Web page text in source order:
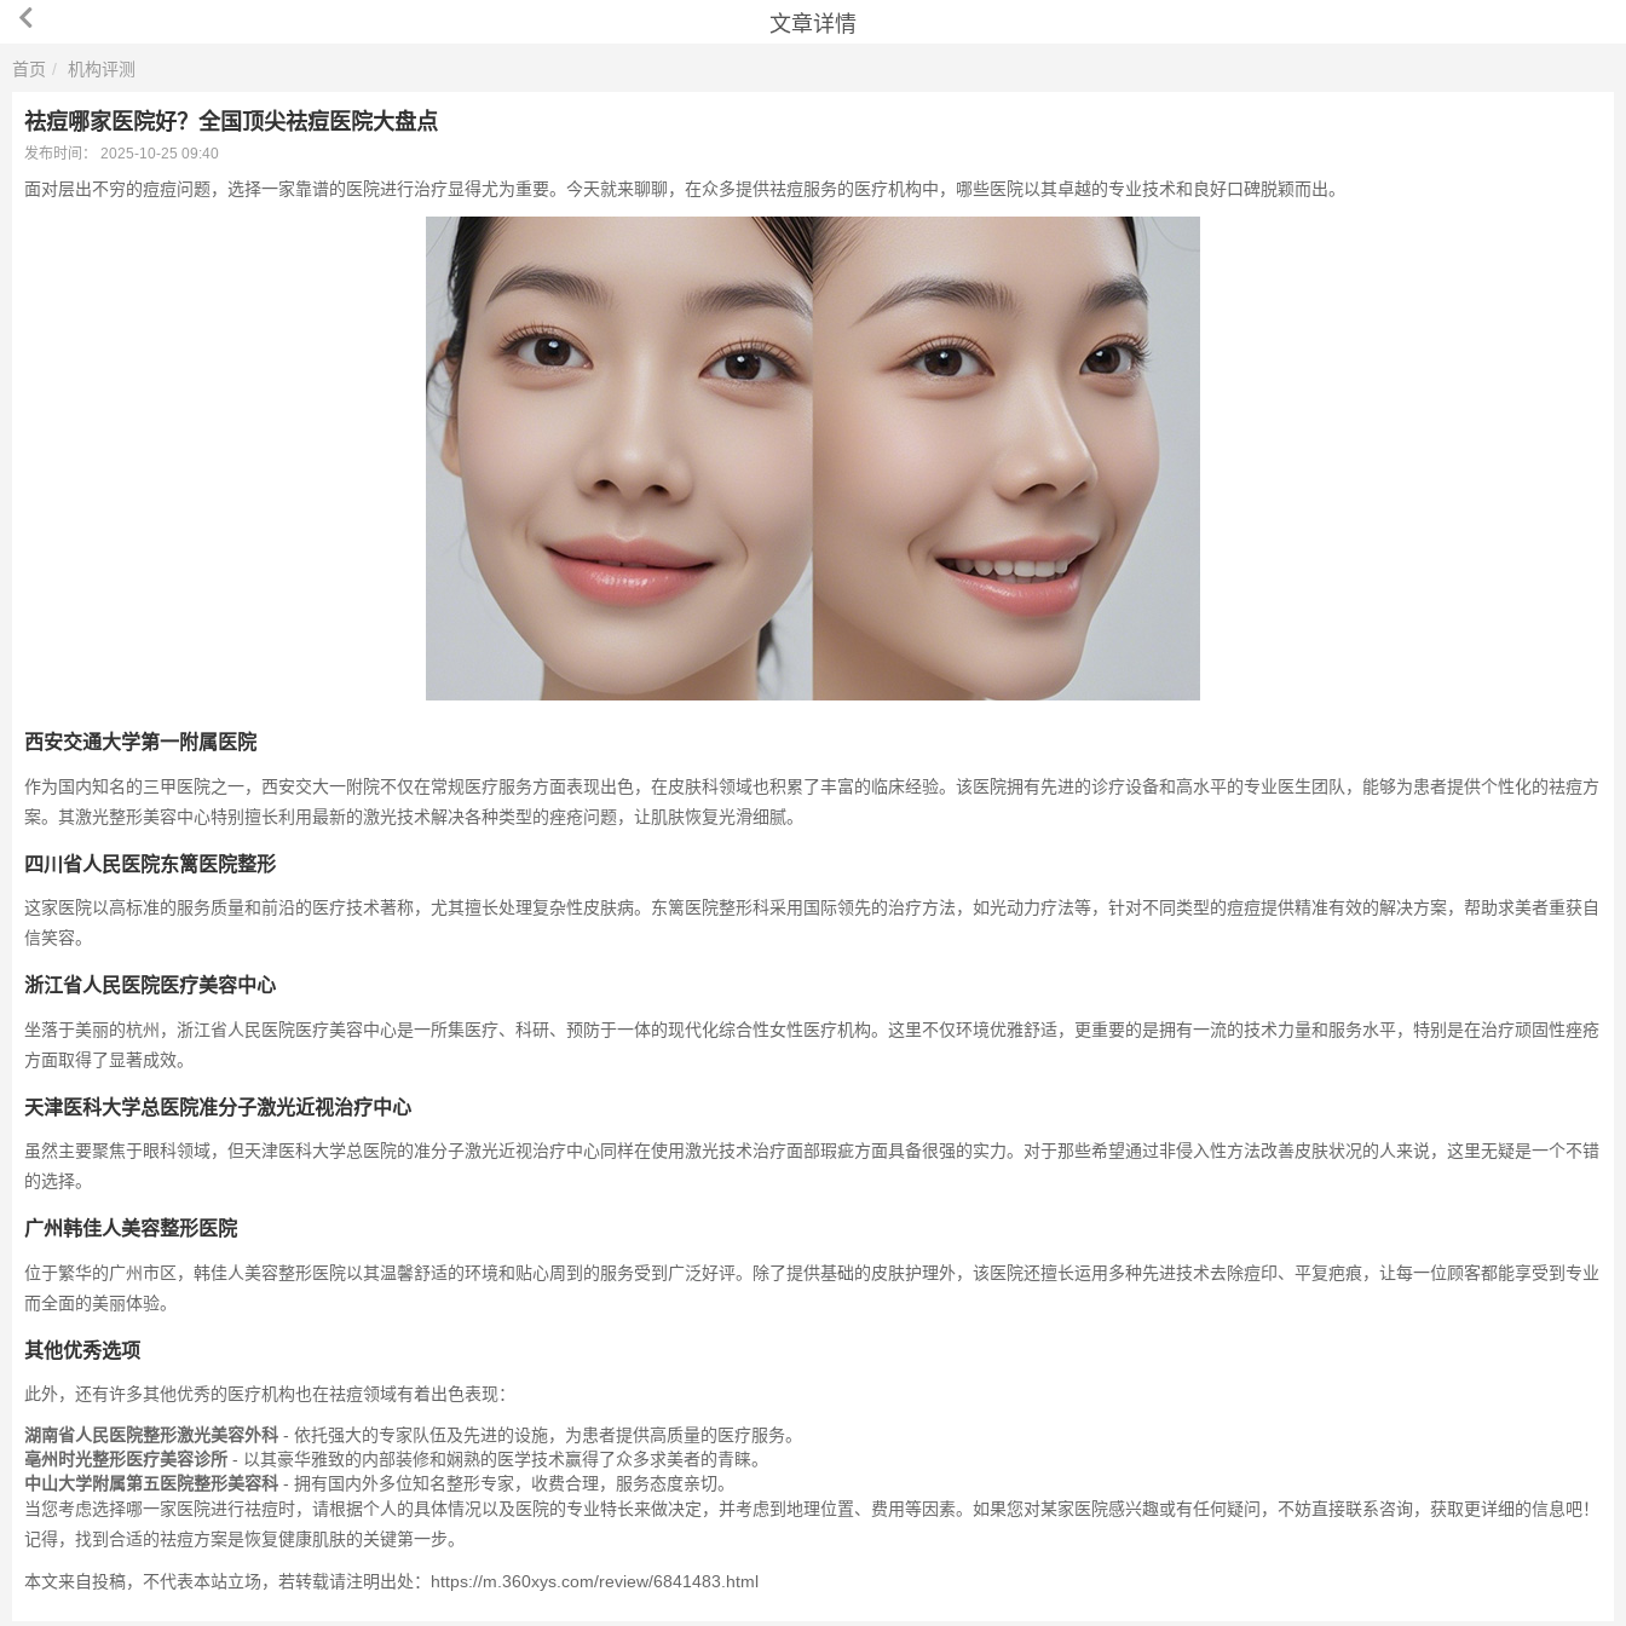
文章详情
首页 机构评测
祛痘哪家医院好？全国顶尖祛痘医院大盘点
发布时间： 2025-10-25 09:40
面对层出不穷的痘痘问题，选择一家靠谱的医院进行治疗显得尤为重要。今天就来聊聊，在众多提供祛痘服务的医疗机构中，哪些医院以其卓越的专业技术和良好口碑脱颖而出。
西安交通大学第一附属医院
作为国内知名的三甲医院之一，西安交大一附院不仅在常规医疗服务方面表现出色，在皮肤科领域也积累了丰富的临床经验。该医院拥有先进的诊疗设备和高水平的专业医生团队，能够为患者提供个性化的祛痘方
案。其激光整形美容中心特别擅长利用最新的激光技术解决各种类型的痤疮问题，让肌肤恢复光滑细腻。
四川省人民医院东篱医院整形
这家医院以高标准的服务质量和前沿的医疗技术著称，尤其擅长处理复杂性皮肤病。东篱医院整形科采用国际领先的治疗方法，如光动力疗法等，针对不同类型的痘痘提供精准有效的解决方案，帮助求美者重获自
信笑容。
浙江省人民医院医疗美容中心
坐落于美丽的杭州，浙江省人民医院医疗美容中心是一所集医疗、科研、预防于一体的现代化综合性女性医疗机构。这里不仅环境优雅舒适，更重要的是拥有一流的技术力量和服务水平，特别是在治疗顽固性痤疮
方面取得了显著成效。
天津医科大学总医院准分子激光近视治疗中心
虽然主要聚焦于眼科领域，但天津医科大学总医院的准分子激光近视治疗中心同样在使用激光技术治疗面部瑕疵方面具备很强的实力。对于那些希望通过非侵入性方法改善皮肤状况的人来说，这里无疑是一个不错
的选择。
广州韩佳人美容整形医院
位于繁华的广州市区，韩佳人美容整形医院以其温馨舒适的环境和贴心周到的服务受到广泛好评。除了提供基础的皮肤护理外，该医院还擅长运用多种先进技术去除痘印、平复疤痕，让每一位顾客都能享受到专业
而全面的美丽体验。
其他优秀选项
此外，还有许多其他优秀的医疗机构也在祛痘领域有着出色表现：
湖南省人民医院整形激光美容外科 - 依托强大的专家队伍及先进的设施，为患者提供高质量的医疗服务。
亳州时光整形医疗美容诊所 - 以其豪华雅致的内部装修和娴熟的医学技术赢得了众多求美者的青睐。
中山大学附属第五医院整形美容科 - 拥有国内外多位知名整形专家，收费合理，服务态度亲切。
当您考虑选择哪一家医院进行祛痘时，请根据个人的具体情况以及医院的专业特长来做决定，并考虑到地理位置、费用等因素。如果您对某家医院感兴趣或有任何疑问，不妨直接联系咨询，获取更详细的信息吧！
记得，找到合适的祛痘方案是恢复健康肌肤的关键第一步。
本文来自投稿，不代表本站立场，若转载请注明出处：https://m.360xys.com/review/6841483.html